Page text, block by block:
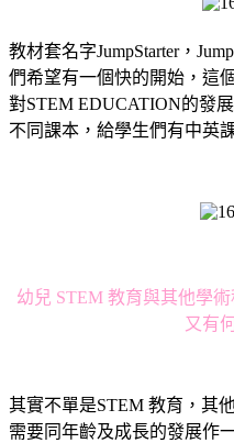
教材套名字JumpStarter，
們希望有一個快的開始，這
對STEM EDUCATION的發
不同課本，給學生們有中英
幼兒 STEM 教育與其他學
又有
其實不單是STEM 教育，其
需要同年齡及成長的發展作